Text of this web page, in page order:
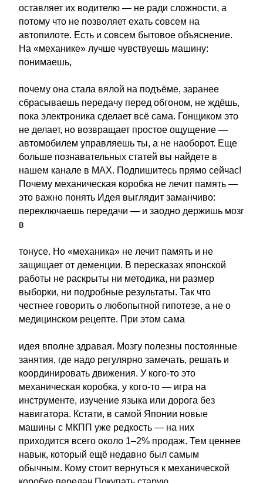
оставляет их водителю — не ради сложности, а
потому что не позволяет ехать совсем на
автопилоте. Есть и совсем бытовое объяснение.
На «механике» лучше чувствуешь машину:
понимаешь,
почему она стала вялой на подъёме, заранее
сбрасываешь передачу перед обгоном, не ждёшь,
пока электроника сделает всё сама. Гонщиком это
не делает, но возвращает простое ощущение —
автомобилем управляешь ты, а не наоборот. Еще
больше познавательных статей вы найдете в
нашем канале в MAX. Подпишитесь прямо сейчас!
Почему механическая коробка не лечит память —
это важно понять Идея выглядит заманчиво:
переключаешь передачи — и заодно держишь мозг
в
тонусе. Но «механика» не лечит память и не
защищает от деменции. В пересказах японской
работы не раскрыты ни методика, ни размер
выборки, ни подробные результаты. Так что
честнее говорить о любопытной гипотезе, а не о
медицинском рецепте. При этом сама
идея вполне здравая. Мозгу полезны постоянные
занятия, где надо регулярно замечать, решать и
координировать движения. У кого-то это
механическая коробка, у кого-то — игра на
инструменте, изучение языка или дорога без
навигатора. Кстати, в самой Японии новые
машины с МКПП уже редкость — на них
приходится всего около 1–2% продаж. Тем ценнее
навык, который ещё недавно был самым
обычным. Кому стоит вернуться к механической